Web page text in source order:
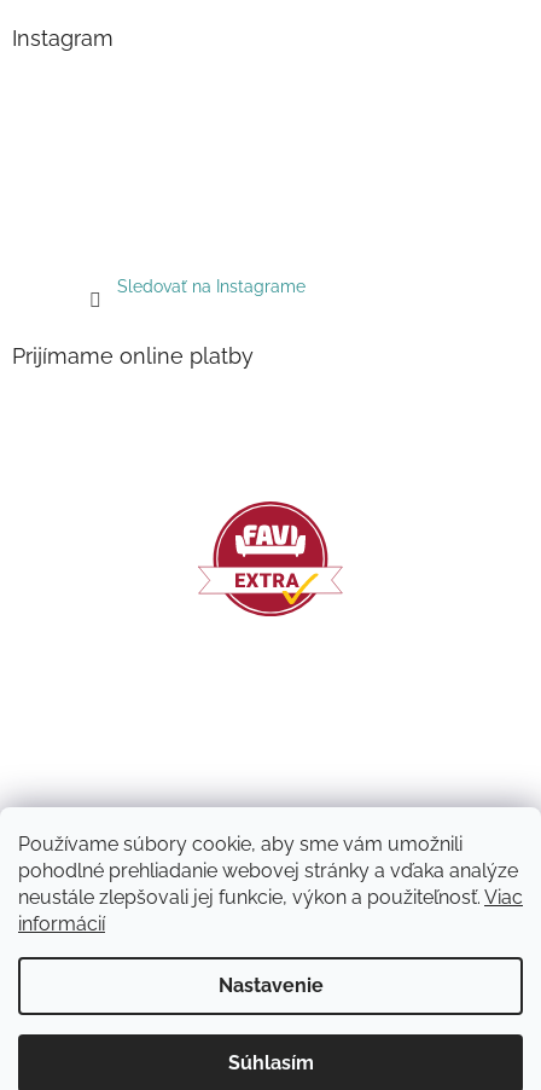
Používame súbory cookie, aby sme vám umožnili
pohodlné prehliadanie webovej stránky a vďaka analýze
neustále zlepšovali jej funkcie, výkon a použiteľnosť. Viac
informácií
Nastavenie
Súhlasím
Instagram
Sledovať na Instagrame
Prijímame online platby
vyhradené.